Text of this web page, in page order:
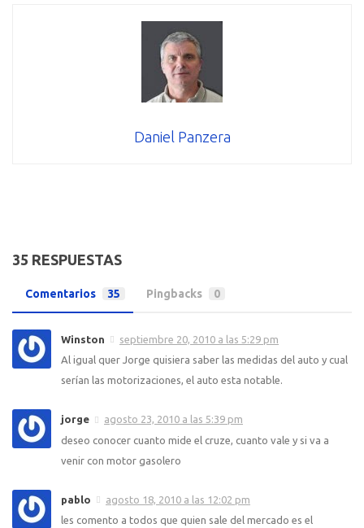
Daniel Panzera
35 RESPUESTAS
Comentarios 35 Pingbacks 0
Winston
septiembre 20, 2010 a las 5:29 pm
Al igual quer Jorge quisiera saber las medidas del auto y cual
serían las motorizaciones, el auto esta notable.
jorge
agosto 23, 2010 a las 5:39 pm
deseo conocer cuanto mide el cruze, cuanto vale y si va a
venir con motor gasolero
pablo
agosto 18, 2010 a las 12:02 pm
les comento a todos que quien sale del mercado es el